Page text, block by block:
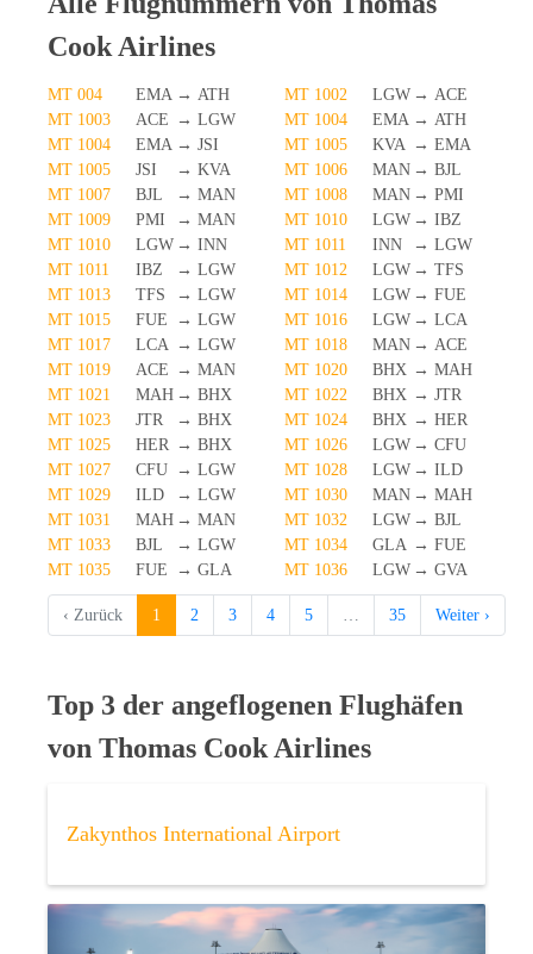
Cook Airlines
MT 004 EMA→ ATH MT 1002 LGW→ ACE
MT 1003
ACE → LGW MT 1004 EMA→ ATH
MT 1004
EMA→ JSI MT 1005 KVA → EMA
MT 1005
JSI → KVA MT 1006 MAN→ BJL
MT 1007
BJL → MAN MT 1008 MAN→ PMI
MT 1009
PMI → MAN MT 1010 LGW→ IBZ
MT 1010
LGW→ INN MT 1011 INN → LGW
MT 1011
IBZ → LGW MT 1012 LGW→ TFS
MT 1013
TFS → LGW MT 1014 LGW→ FUE
MT 1015
FUE → LGW MT 1016 LGW→ LCA
MT 1017
LCA → LGW MT 1018 MAN→ ACE
MT 1019
ACE → MAN MT 1020 BHX → MAH
MT 1021
MAH→ BHX MT 1022 BHX → JTR
MT 1023
JTR → BHX MT 1024 BHX → HER
MT 1025
HER → BHX MT 1026 LGW→ CFU
MT 1027
CFU → LGW MT 1028 LGW→ ILD
MT 1029
ILD → LGW MT 1030 MAN→ MAH
MT 1031
MAH→ MAN MT 1032 LGW→ BJL
MT 1033
BJL → LGW MT 1034 GLA → FUE
MT 1035
FUE → GLA MT 1036 LGW→ GVA
‹ Zurück 1 2 3 4 5 … 35 Weiter ›
Top 3 der angeflogenen Flughäfen
von Thomas Cook Airlines
Zakynthos International Airport